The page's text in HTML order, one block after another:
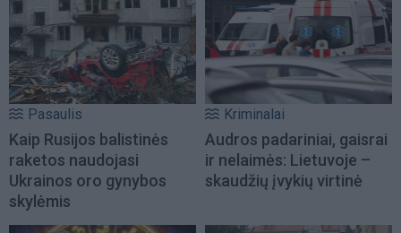
Pasaulis
Kaip Rusijos balistinės
raketos naudojasi
Ukrainos oro gynybos
skylėmis
Kriminalai
Audros padariniai, gaisrai
ir nelaimės: Lietuvoje –
skaudžių įvykių virtinė